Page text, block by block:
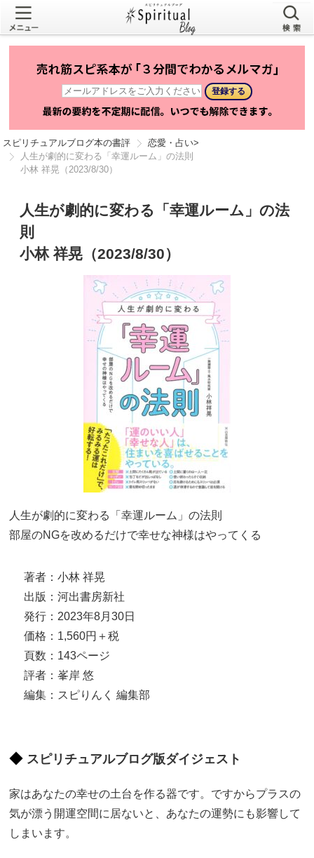
スピリチュアルブログ本の書評 恋愛・占い>
人生が劇的に変わる「幸運ルーム」の法則
小林 祥晃（2023/8/30）
人生が劇的に変わる「幸運ルーム」の法
則
小林 祥晃（2023/8/30）
人生が劇的に変わる「幸運ルーム」の法則
部屋のNGを改めるだけで幸せな神様はやってくる
著者：小林 祥晃
出版：河出書房新社
発行：2023年8月30日
価格：1,560円＋税
頁数：143ページ
評者：峯岸 悠
編集：スピりんく 編集部
スピリチュアルブログ版ダイジェスト
家はあなたの幸せの土台を作る器です。ですからプラスの
気が漂う開運空間に居ないと、あなたの運勢にも影響して
しまいます。